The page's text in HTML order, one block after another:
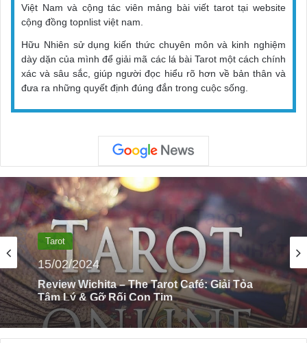
Việt Nam và cộng tác viên mảng bài viết tarot tại website
cộng đồng topnlist việt nam.
Hữu Nhiên sử dụng kiến thức chuyên môn và kinh nghiệm
dày dặn của mình để giải mã các lá bài Tarot một cách chính
xác và sâu sắc, giúp người đọc hiểu rõ hơn về bản thân và
đưa ra những quyết định đúng đắn trong cuộc sống.
Tarot
15/02/2024
Review Shop Bán Bài Tarot Guu